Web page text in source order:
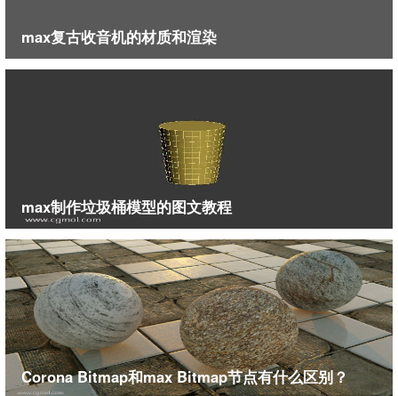
max复古收音机的材质和渲染
max制作垃圾桶模型的图文教程
Corona Bitmap和max Bitmap节点有什么区别？